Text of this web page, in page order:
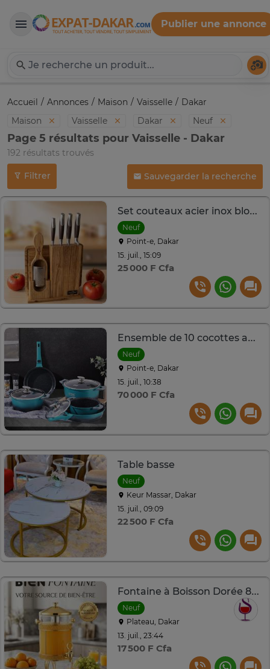
Expat-Dakar
Publier une annonce
Accueil Annonces Maison Vaisselle
Dakar
Maison
Vaisselle Dakar Neuf
Page 5 résultats pour Vaisselle - Dakar
192 résultats trouvés
Filtrer Sauvegarder la recherche
Set couteaux acier inox bloc bois naturel 5 pièces
Neuf
Point-e, Dakar
15. juil., 15:09
25 000 F Cfa
Ensemble de 10 cocottes antiadhésives
Neuf
Point-e, Dakar
15. juil., 10:38
70 000 F Cfa
Table basse
Neuf
Keur Massar, Dakar
15. juil., 09:09
22 500 F Cfa
Fontaine à Boisson Dorée 8L Premium
Neuf
Plateau, Dakar
13. juil., 23:44
17 500 F Cfa